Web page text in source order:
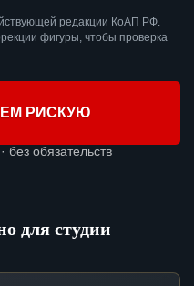
редакции КоАП РФ.
фигуры, чтобы проверка
РИСКУЮ
без обязательств
для студии